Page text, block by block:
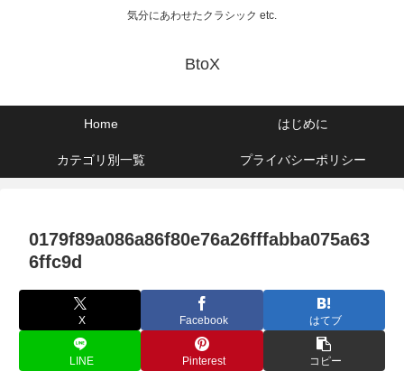
気分にあわせたクラシック etc.
BtoX
Home はじめに
カテゴリ別一覧 プライバシーポリシー
0179f89a086a86f80e76a26fffabba075a63
6ffc9d
X Facebook はてブ
LINE Pinterest コピー